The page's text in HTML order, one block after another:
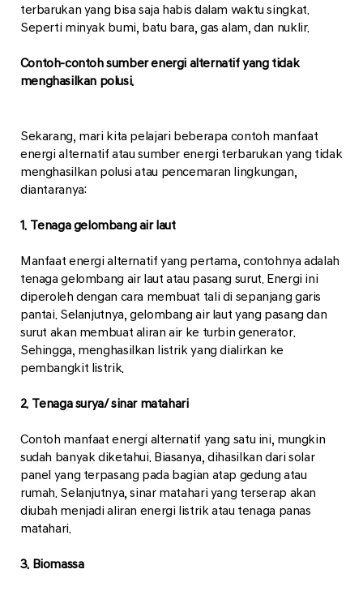
terbarukan yang bisa saja habis dalam waktu singkat.
Seperti minyak bumi, batu bara, gas alam, dan nuklir.
Contoh-contoh sumber energi alternatif yang tidak
menghasilkan polusi.
Sekarang, mari kita pelajari beberapa contoh manfaat
energi alternatif atau sumber energi terbarukan yang tidak
menghasilkan polusi atau pencemaran lingkungan,
diantaranya:
1. Tenaga gelombang air laut
Manfaat energi alternatif yang pertama, contohnya adalah
tenaga gelombang air laut atau pasang surut. Energi ini
diperoleh dengan cara membuat tali di sepanjang garis
pantai. Selanjutnya, gelombang air laut yang pasang dan
surut akan membuat aliran air ke turbin generator.
Sehingga, menghasilkan listrik yang dialirkan ke
pembangkit listrik.
2. Tenaga surya/ sinar matahari
Contoh manfaat energi alternatif yang satu ini, mungkin
sudah banyak diketahui. Biasanya, dihasilkan dari solar
panel yang terpasang pada bagian atap gedung atau
rumah. Selanjutnya, sinar matahari yang terserap akan
diubah menjadi aliran energi listrik atau tenaga panas
matahari.
3. Biomassa